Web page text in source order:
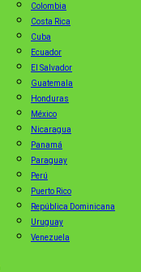
Colombia
Costa Rica
Cuba
Ecuador
El Salvador
Guatemala
Honduras
México
Nicaragua
Panamá
Paraguay
Perú
Puerto Rico
República Dominicana
Uruguay
Venezuela